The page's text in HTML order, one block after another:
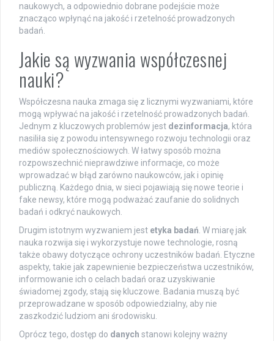
naukowych, a odpowiednio dobrane podejście może
znacząco wpłynąć na jakość i rzetelność prowadzonych
badań.
Jakie są wyzwania współczesnej
nauki?
Współczesna nauka zmaga się z licznymi wyzwaniami, które
mogą wpływać na jakość i rzetelność prowadzonych badań.
Jednym z kluczowych problemów jest dezinformacja, która
nasiliła się z powodu intensywnego rozwoju technologii oraz
mediów społecznościowych. W łatwy sposób można
rozpowszechnić nieprawdziwe informacje, co może
wprowadzać w błąd zarówno naukowców, jak i opinię
publiczną. Każdego dnia, w sieci pojawiają się nowe teorie i
fake newsy, które mogą podważać zaufanie do solidnych
badań i odkryć naukowych.
Drugim istotnym wyzwaniem jest etyka badań . W miarę jak
nauka rozwija się i wykorzystuje nowe technologie, rosną
także obawy dotyczące ochrony uczestników badań. Etyczne
aspekty, takie jak zapewnienie bezpieczeństwa uczestników,
informowanie ich o celach badań oraz uzyskiwanie
świadomej zgody, stają się kluczowe. Badania muszą być
przeprowadzane w sposób odpowiedzialny, aby nie
zaszkodzić ludziom ani środowisku.
Oprócz tego, dostęp do danych stanowi kolejny ważny